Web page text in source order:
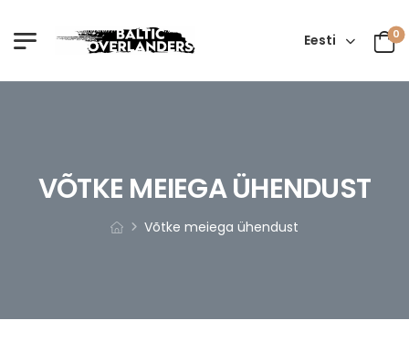
Eesti 0
VÕTKE MEIEGA ÜHENDUST
Võtke meiega ühendust